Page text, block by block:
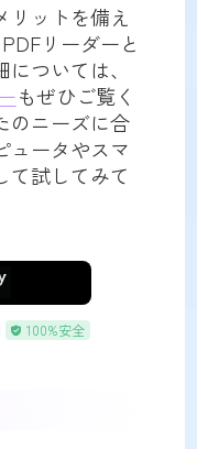
リットを備え
リーダーと
ついては、
もぜひご覧く
のニーズに合
ュータやスマ
て試してみて
100%安全